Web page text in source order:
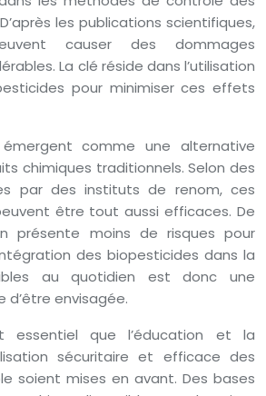
les publications scientifiques,
causer des dommages
La clé réside dans l’utilisation
pour minimiser ces effets
comme une alternative
chimiques traditionnels. Selon des
par des instituts de renom, ces
être tout aussi efficaces. De
présente moins de risques pour
des biopesticides dans la
au quotidien est donc une
envisagée.
essentiel que l’éducation et la
sécuritaire et efficace des
soient mises en avant. Des bases